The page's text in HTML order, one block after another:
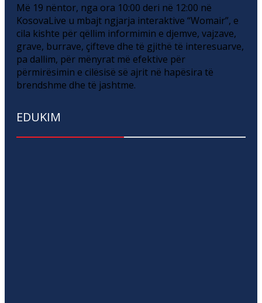
Më 19 nëntor, nga ora 10:00 deri në 12:00 në
KosovaLive u mbajt ngjarja interaktive “Womair”, e
cila kishte për qëllim informimin e djemve, vajzave,
grave, burrave, çifteve dhe të gjithë të interesuarve,
pa dallim, për mënyrat më efektive për
përmirësimin e cilësisë së ajrit në hapësira të
brendshme dhe të jashtme.
EDUKIM